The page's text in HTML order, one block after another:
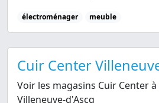
électroménager meuble
Cuir Center
Voir les magasins Cuir Center
Villeneuve-d'Ascq